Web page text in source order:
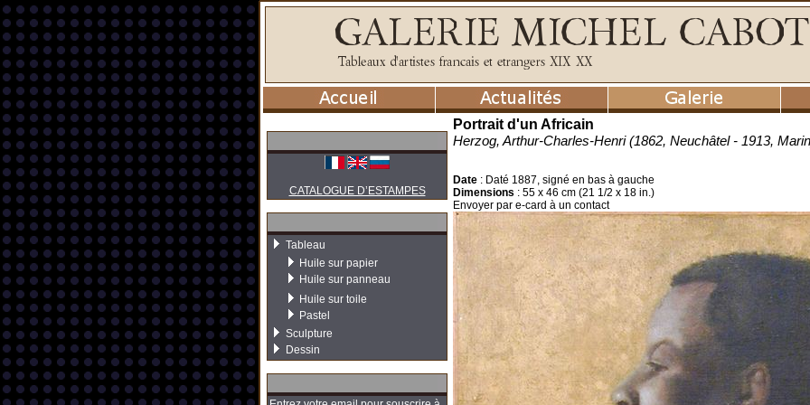
CATALOGUE D’ESTAMPES
Tableau
Huile sur papier
Huile sur panneau
Huile sur toile
Pastel
Sculpture
Dessin
Portrait d'un Africain
Herzog, Arthur-Charles-Henri (1862, Neuchâtel - 1913,
Date : Daté 1887, signé en bas à gauche
Dimensions : 55 x 46 cm (21 1/2 x 18 in.)
Envoyer par e-card à un contact